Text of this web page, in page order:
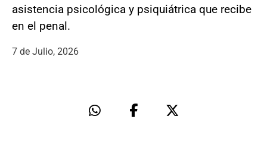
asistencia psicológica y psiquiátrica que recibe
en el penal.
7 de Julio, 2026